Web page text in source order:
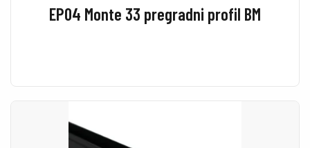
EP04 Monte 33 pregradni profil BM